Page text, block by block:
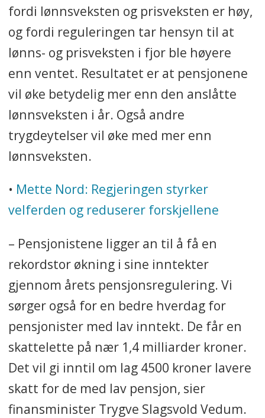
fordi lønnsveksten og prisveksten er høy,
og fordi reguleringen tar hensyn til at
lønns- og prisveksten i fjor ble høyere
enn ventet. Resultatet er at pensjonene
vil øke betydelig mer enn den anslåtte
lønnsveksten i år. Også andre
trygdeytelser vil øke med mer enn
lønnsveksten.
• Mette Nord: Regjeringen styrker
velferden og reduserer forskjellene
– Pensjonistene ligger an til å få en
rekordstor økning i sine inntekter
gjennom årets pensjonsregulering. Vi
sørger også for en bedre hverdag for
pensjonister med lav inntekt. De får en
skattelette på nær 1,4 milliarder kroner.
Det vil gi inntil om lag 4500 kroner lavere
skatt for de med lav pensjon, sier
finansminister Trygve Slagsvold Vedum.